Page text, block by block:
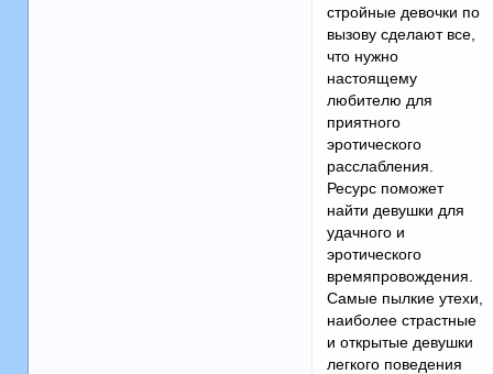
стройные девочки по
вызову сделают все,
что нужно
настоящему
любителю для
приятного
эротического
расслабления.
Ресурс поможет
найти девушки для
удачного и
эротического
времяпровождения.
Самые пылкие утехи,
наиболее страстные
и открытые девушки
легкого поведения